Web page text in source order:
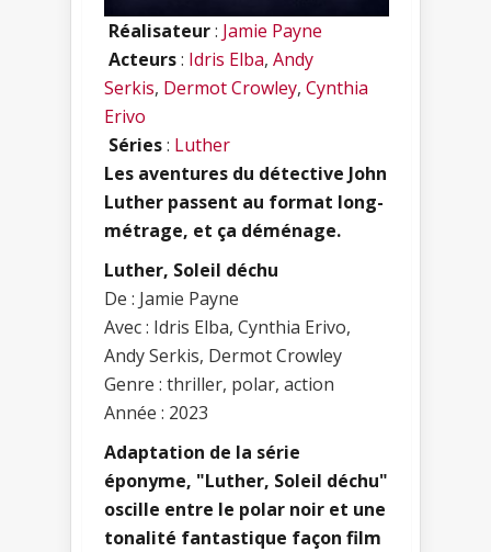
Réalisateur: Jamie Payne
Acteurs: Idris Elba, Andy
Serkis, Dermot Crowley, Cynthia
Erivo
Séries: Luther
Les aventures du détective John
Luther passent au format long-
métrage, et ça déménage.
Luther, Soleil déchu
De : Jamie Payne
Avec : Idris Elba, Cynthia Erivo,
Andy Serkis, Dermot Crowley
Genre : thriller, polar, action
Année : 2023
Adaptation de la série
éponyme, "Luther, Soleil déchu"
oscille entre le polar noir et une
tonalité fantastique façon film